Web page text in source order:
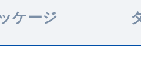
ケージ